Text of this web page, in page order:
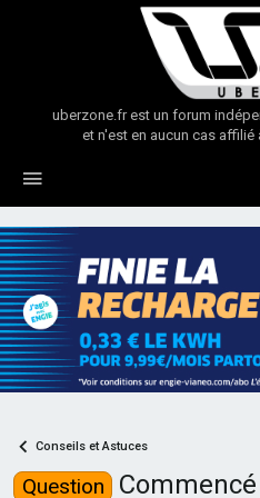
uberzone.fr est un forum
et n'est en aucun cas affilié
Conseils et Astuces
Question